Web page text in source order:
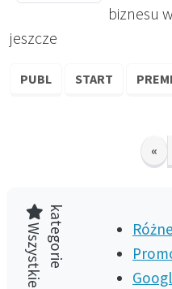
biznesu
jeszcze
PUBL START
«
W
s
z
y
s
t
k
i
ek
a
t
e
g
o
r
ie
Różne